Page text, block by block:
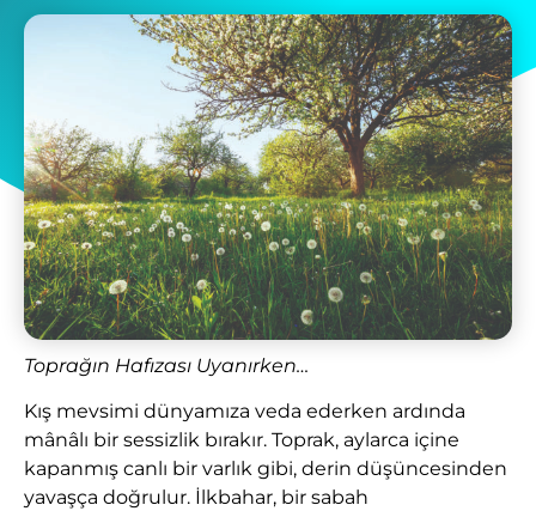
Toprağın Hafızası Uyanırken…
Kış mevsimi dünyamıza veda ederken ardında
mânâlı bir sessizlik bırakır. Toprak, aylarca içine
kapanmış canlı bir varlık gibi, derin düşüncesinden
yavaşça doğrulur. İlkbahar, bir sabah